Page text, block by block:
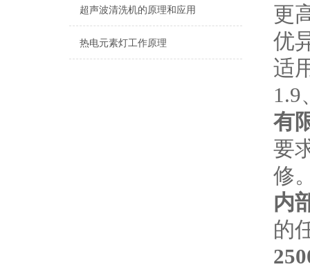
超声波清洗机的原理和应用
热电元素灯工作原理
更
优
适
1.9
有
要
修
内
的